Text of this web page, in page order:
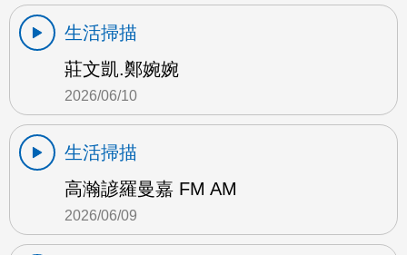
生活掃描
莊文凱.鄭婉婉
2026/06/10
生活掃描
高瀚諺羅曼嘉 FM AM
2026/06/09